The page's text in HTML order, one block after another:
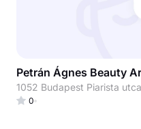
Petrán Ágnes Beauty
0